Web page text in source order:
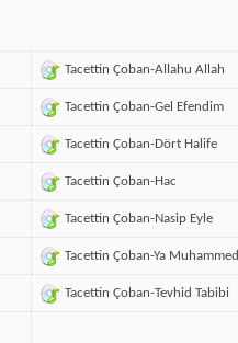
Tacettin Çoban-Allahu Allah
Tacettin Çoban-Gel Efendim
Tacettin Çoban-Dört Halife
Tacettin Çoban-Hac
Tacettin Çoban-Nasip Eyle
Tacettin Çoban-Ya Muhammed
Tacettin Çoban-Tevhid Tabibi